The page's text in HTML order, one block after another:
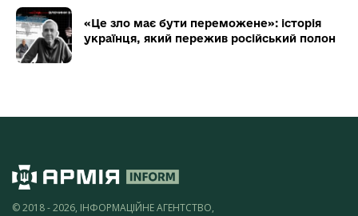
«Це зло має бути переможене»: історія
українця, який пережив російський полон
© 2018 - 2026, ІНФОРМАЦІЙНЕ АГЕНТСТВО,